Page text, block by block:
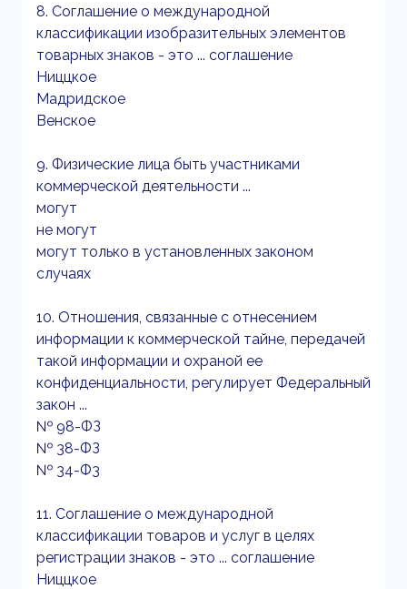
8. Соглашение о международной
классификации изобразительных элементов
товарных знаков - это ... соглашение
Ниццкое
Мадридское
Венское
9. Физические лица быть участниками
коммерческой деятельности ...
могут
не могут
могут только в установленных законом
случаях
10. Отношения, связанные с отнесением
информации к коммерческой тайне, передачей
такой информации и охраной ее
конфиденциальности, регулирует Федеральный
закон ...
№ 98-ФЗ
№ 38-ФЗ
№ 34-Ф3
11. Соглашение о международной
классификации товаров и услуг в целях
регистрации знаков - это ... соглашение
Ниццкое